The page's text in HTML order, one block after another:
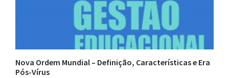
Nova Ordem Mundial – Definição, Características e Era
Pós-Vírus